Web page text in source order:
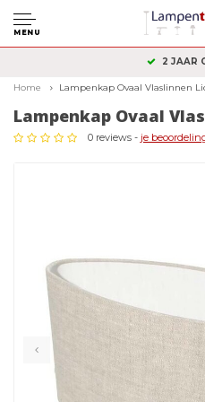
MENU
2 JAAR
Home Lampenkap Ovaal Vlaslinnen
Lampenkap Ovaal
0 reviews - je